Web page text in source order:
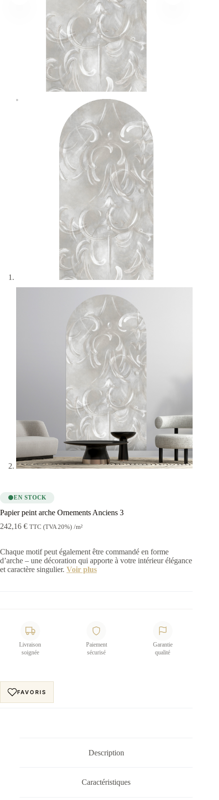
EN STOCK
Papier peint arche Ornements Anciens 3
242,16 € TTC (TVA 20%) /m²
Chaque motif peut également être commandé en forme
d’arche – une décoration qui apporte à votre intérieur élégance
et caractère singulier. Voir plus
Livraison
soignée
Paiement
sécurisé
Garantie
qualité
FAVORIS
Description
Caractéristiques